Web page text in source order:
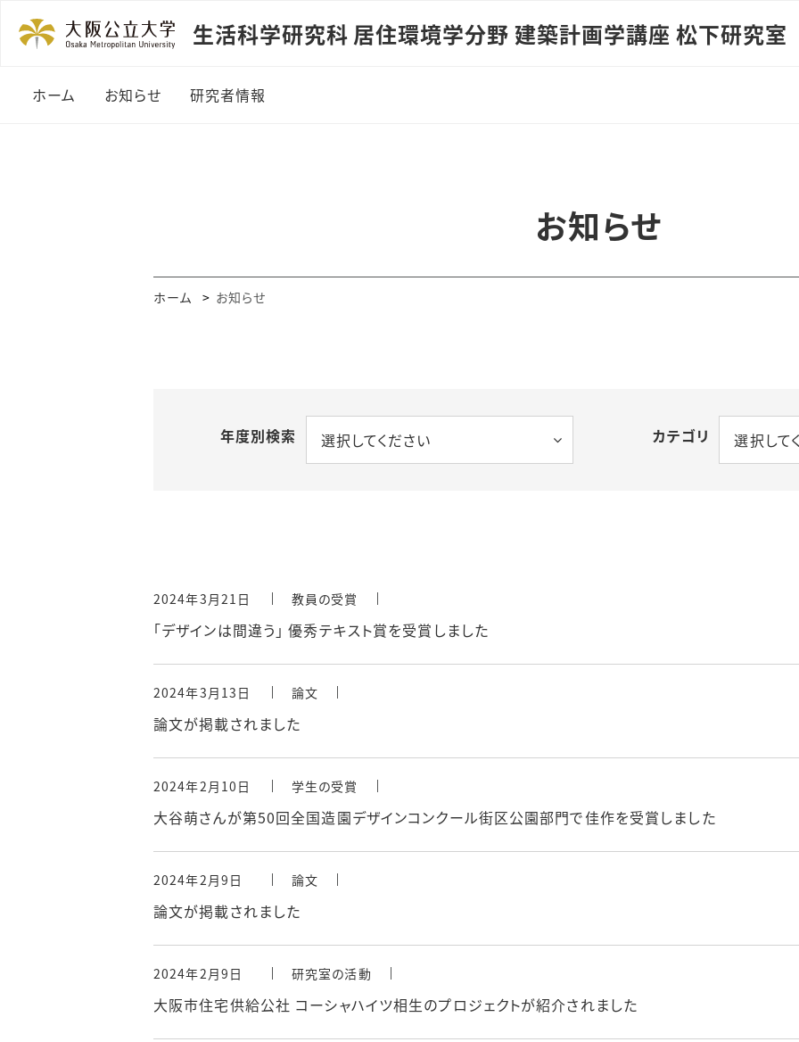
生活科学研究科 居住環境学分野 建築計画学講座 松下研究室
ホーム お知らせ 研究者情報
お知らせ
ホーム お知らせ
年度別検索 選択してください カテゴリ 選択して
2024年3月21日 教員の受賞
「デザインは間違う」 優秀テキスト賞を受賞しました
2024年3月13日 論文
論文が掲載されました
2024年2月10日 学生の受賞
大谷萌さんが第50回全国造園デザインコンクール街区公園部門で佳作を受賞しました
2024年2月9日 論文
論文が掲載されました
2024年2月9日 研究室の活動
大阪市住宅供給公社 コーシャハイツ相生のプロジェクトが紹介されました